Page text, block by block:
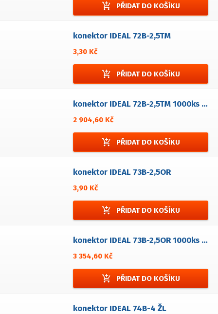
add_shopping_cart PŘIDAT DO KOŠÍKU
konektor IDEAL 72B-2,5TM
3,30 Kč
add_shopping_cart PŘIDAT DO KOŠÍKU
konektor IDEAL 72B-2,5TM 1000ks bal
2 904,60 Kč
add_shopping_cart PŘIDAT DO KOŠÍKU
konektor IDEAL 73B-2,5OR
3,90 Kč
add_shopping_cart PŘIDAT DO KOŠÍKU
konektor IDEAL 73B-2,5OR 1000ks bal
3 354,60 Kč
add_shopping_cart PŘIDAT DO KOŠÍKU
konektor IDEAL 74B-4 ŽL